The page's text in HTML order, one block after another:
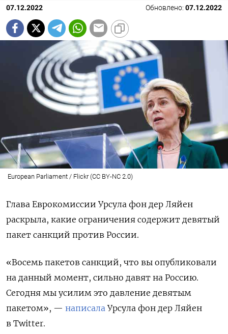
07.12.2022 Обновлено: 07.12.2022
European Parliament / Flickr (CC BY-NC 2.0)
Глава Еврокомиссии Урсула фон дер Ляйен
раскрыла, какие ограничения содержит девятый
пакет санкций против России.
«Восемь пакетов санкций, что вы опубликовали
на данный момент, сильно давят на Россию.
Сегодня мы усилим это давление девятым
пакетом», — написала Урсула фон дер Ляйен
в Twitter.